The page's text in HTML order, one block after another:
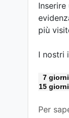
Inserire
più
I nostri
7
15
Per